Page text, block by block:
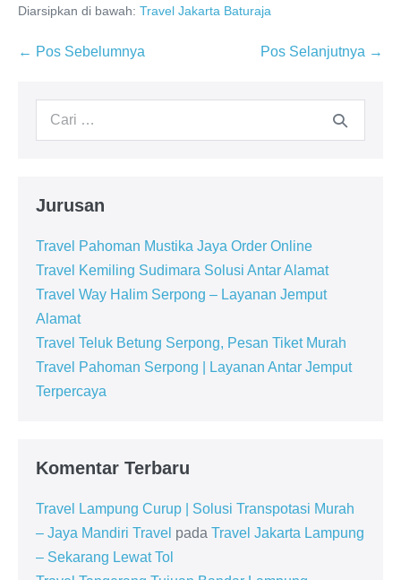
Diarsipkan di bawah: Travel Jakarta Baturaja
← Pos Sebelumnya Pos Selanjutnya →
Jurusan
Travel Pahoman Mustika Jaya Order Online
Travel Kemiling Sudimara Solusi Antar Alamat
Travel Way Halim Serpong – Layanan Jemput
Alamat
Travel Teluk Betung Serpong, Pesan Tiket Murah
Travel Pahoman Serpong | Layanan Antar Jemput
Terpercaya
Komentar Terbaru
Travel Lampung Curup | Solusi Transpotasi Murah
– Jaya Mandiri Travel pada Travel Jakarta Lampung
– Sekarang Lewat Tol